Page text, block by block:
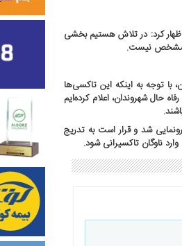
اظهار کرد: در تلاش هستیم بخشی
مشخص نیست.
با توجه به اینکه این تاکسی‌ها
داشته باشند اما برای رفاه حال شهروندان، اعلام کرده‌ایم
رونمایی شد و قرار است به تدریج